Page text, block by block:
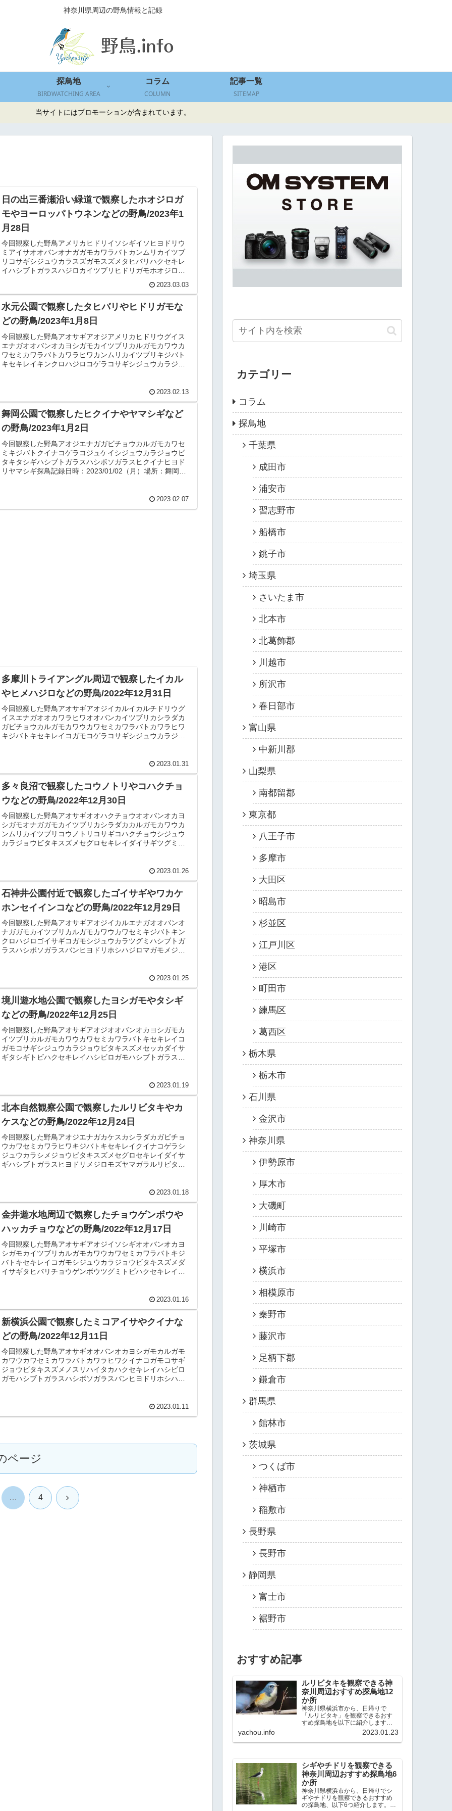
神奈川県周辺の野鳥情報と記録
探鳥地
BIRDWATCHING AREA
コラム
COLUMN
記事一覧
SITEMAP
当サイトにはプロモーションが含まれています。
日の出三番瀬沿い緑道で観察したホオジロガ
モやヨーロッパトウネンなどの野鳥/2023年1
月28日
今回観察した野鳥アメリカヒドリイソシギイソヒヨドリウ
ミアイサオオバンオナガガモカワラバトカンムリカイツブ
リコサギシジュウカラスズガモスズメタヒバリハクセキレ
イハシブトガラスハジロカイツブリヒドリガモホオジロガ
2023.03.03
水元公園で観察したタヒバリやヒドリガモな
どの野鳥/2023年1月8日
今回観察した野鳥アオサギアオジアメリカヒドリウグイス
エナガオオバンオカヨシガモカイツブリカルガモカワウカ
ワセミカワラバトカワラヒワカンムリカイツブリキジバト
キセキレイキンクロハジロコゲラコサギシジュウカラジョ
2023.02.13
舞岡公園で観察したヒクイナやヤマシギなど
の野鳥/2023年1月2日
今回観察した野鳥アオジエナガガビチョウカルガモカワセ
ミキジバトクイナコゲラコジュケイシジュウカラジョウビ
タキタシギハシブトガラスハシボソガラスヒクイナヒヨド
リヤマシギ探鳥記録日時：2023/01/02（月）場所：舞岡公
2023.02.07
多摩川トライアングル周辺で観察したイカル
やヒメハジロなどの野鳥/2022年12月31日
今回観察した野鳥アオサギアオジイカルイカルチドリウグ
イスエナガオオカワラヒワオオバンカイツブリカシラダカ
ガビチョウカルガモカワウカワセミカワラバトカワラヒワ
キジバトキセキレイコガモコゲラコサギシジュウカラジョ
2023.01.31
多々良沼で観察したコウノトリやコハクチョ
ウなどの野鳥/2022年12月30日
今回観察した野鳥アオサギオオハクチョウオオバンオカヨ
シガモオナガガモカイツブリカシラダカカルガモカワウカ
ンムリカイツブリコウノトリコサギコハクチョウシジュウ
カラジョウビタキスズメセグロセキレイダイサギツグミト
2023.01.26
石神井公園付近で観察したゴイサギやワカケ
ホンセイインコなどの野鳥/2022年12月29日
今回観察した野鳥アオサギアオジイカルエナガオオバンオ
ナガガモカイツブリカルガモカワウカワセミキジバトキン
クロハジロゴイサギコガモシジュウカラツグミハシブトガ
ラスハシボソガラスバンヒヨドリホシハジロマガモメジロ
2023.01.25
境川遊水地公園で観察したヨシガモやタシギ
などの野鳥/2022年12月25日
今回観察した野鳥アオサギアオジオオバンオカヨシガモカ
イツブリカルガモカワウカワセミカワラバトキセキレイコ
ガモコサギシジュウカラジョウビタキスズメセッカダイサ
ギタシギトビハクセキレイハシビロガモハシブトガラスバ
2023.01.19
北本自然観察公園で観察したルリビタキやカ
ケスなどの野鳥/2022年12月24日
今回観察した野鳥アオジエナガカケスカシラダカガビチョ
ウカワセミカワラヒワキジバトキセキレイクイナコゲラシ
ジュウカラシメジョウビタキスズメセグロセキレイダイサ
ギハシブトガラスヒヨドリメジロモズヤマガラルリビタキ
2023.01.18
金井遊水地周辺で観察したチョウゲンボウや
ハッカチョウなどの野鳥/2022年12月17日
今回観察した野鳥アオサギアオジイソシギオオバンオカヨ
シガモカイツブリカルガモカワウカワセミカワラバトキジ
バトキセキレイコガモシジュウカラジョウビタキスズメダ
イサギタヒバリチョウゲンボウツグミトビハクセキレイハ
2023.01.16
新横浜公園で観察したミコアイサやクイナな
どの野鳥/2022年12月11日
今回観察した野鳥アオサギオオバンオカヨシガモカルガモ
カワウカワセミカワラバトカワラヒワクイナコガモコサギ
ジョウビタキスズメノスリハイタカハクセキレイハシビロ
ガモハシブトガラスハシボソガラスバンヒヨドリホシハジ
2023.01.11
ページ
… 4 次
カテゴリー
コラム
探鳥地
千葉県
成田市
浦安市
習志野市
船橋市
銚子市
埼玉県
さいたま市
北本市
北葛飾郡
川越市
所沢市
春日部市
富山県
中新川郡
山梨県
南都留郡
東京都
八王子市
多摩市
大田区
昭島市
杉並区
江戸川区
港区
町田市
練馬区
葛西区
栃木県
栃木市
石川県
金沢市
神奈川県
伊勢原市
厚木市
大磯町
川崎市
平塚市
横浜市
相模原市
秦野市
藤沢市
足柄下郡
鎌倉市
群馬県
館林市
茨城県
つくば市
神栖市
稲敷市
長野県
長野市
静岡県
富士市
裾野市
おすすめ記事
ルリビタキを観察できる神
奈川周辺おすすめ探鳥地12
か所
神奈川県横浜市から、日帰りで
「ルリビタキ」を観察できるおす
すめ探鳥地を以下に紹介します。
これまで80か所近くの探鳥地を訪
れ、手応えを感じた場所です。以
下、★ が多いほど観察しやすく、
yachou.info 2023.01.23
シギやチドリを観察できる
神奈川周辺おすすめ探鳥地6
か所
神奈川県横浜市から、日帰りでシ
ギやチドリを観察できるおすすめ
の探鳥地、以下6つ紹介します。こ